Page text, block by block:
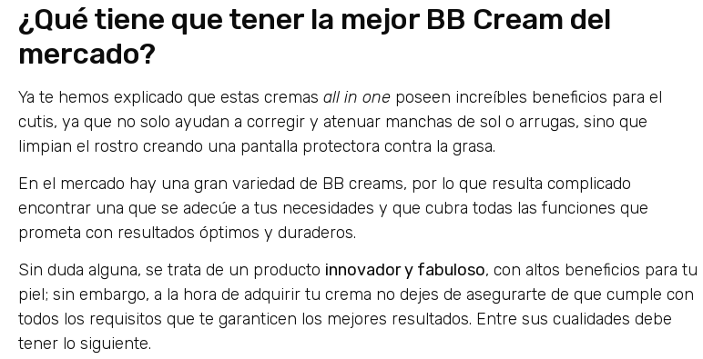
¿Qué tiene que tener la mejor BB Cream del
mercado?
Ya te hemos explicado que estas cremas all in one poseen increíbles beneficios para el
cutis, ya que no solo ayudan a corregir y atenuar manchas de sol o arrugas, sino que
limpian el rostro creando una pantalla protectora contra la grasa.
En el mercado hay una gran variedad de BB creams, por lo que resulta complicado
encontrar una que se adecúe a tus necesidades y que cubra todas las funciones que
prometa con resultados óptimos y duraderos.
Sin duda alguna, se trata de un producto innovador y fabuloso, con altos beneficios para tu
piel; sin embargo, a la hora de adquirir tu crema no dejes de asegurarte de que cumple con
todos los requisitos que te garanticen los mejores resultados. Entre sus cualidades debe
tener lo siguiente.